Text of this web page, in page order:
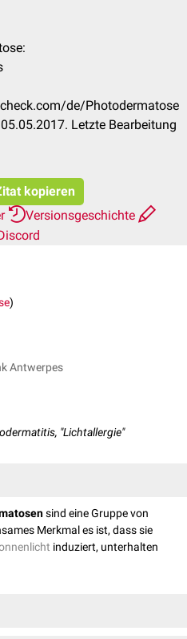
de/Photodermatose
Letzte Bearbeitung
kopieren
Versionsgeschichte
)
Antwerpes
"Lichtallergie"
sind eine Gruppe von
Merkmal es ist, dass sie
induziert, unterhalten